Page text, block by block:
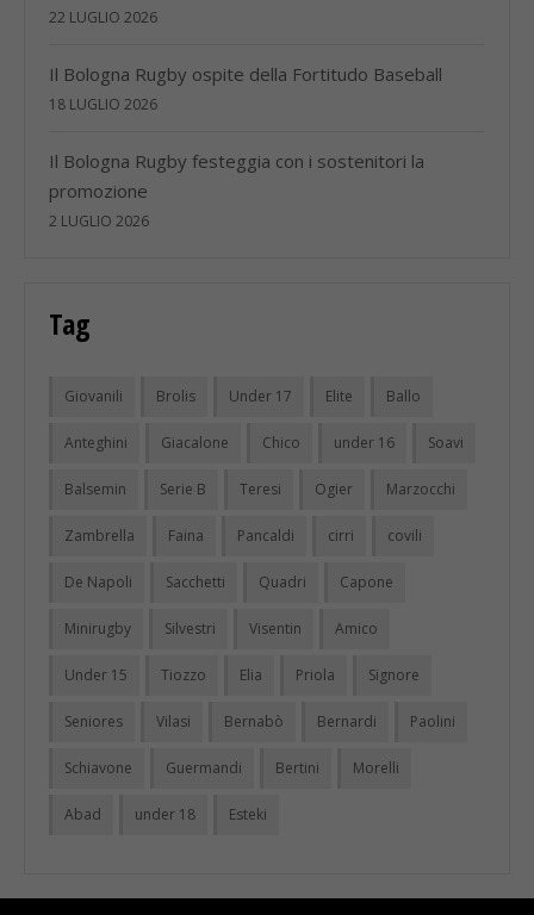
22 LUGLIO 2026
Il Bologna Rugby ospite della Fortitudo Baseball
18 LUGLIO 2026
Il Bologna Rugby festeggia con i sostenitori la
promozione
2 LUGLIO 2026
Tag
Giovanili Brolis Under 17 Elite Ballo
Anteghini Giacalone Chico under 16 Soavi
Balsemin Serie B Teresi Ogier Marzocchi
Zambrella Faina Pancaldi cirri covili
De Napoli Sacchetti Quadri Capone
Minirugby Silvestri Visentin Amico
Under 15 Tiozzo Elia Priola Signore
Seniores Vilasi Bernabò Bernardi Paolini
Schiavone Guermandi Bertini Morelli
Abad under 18 Esteki